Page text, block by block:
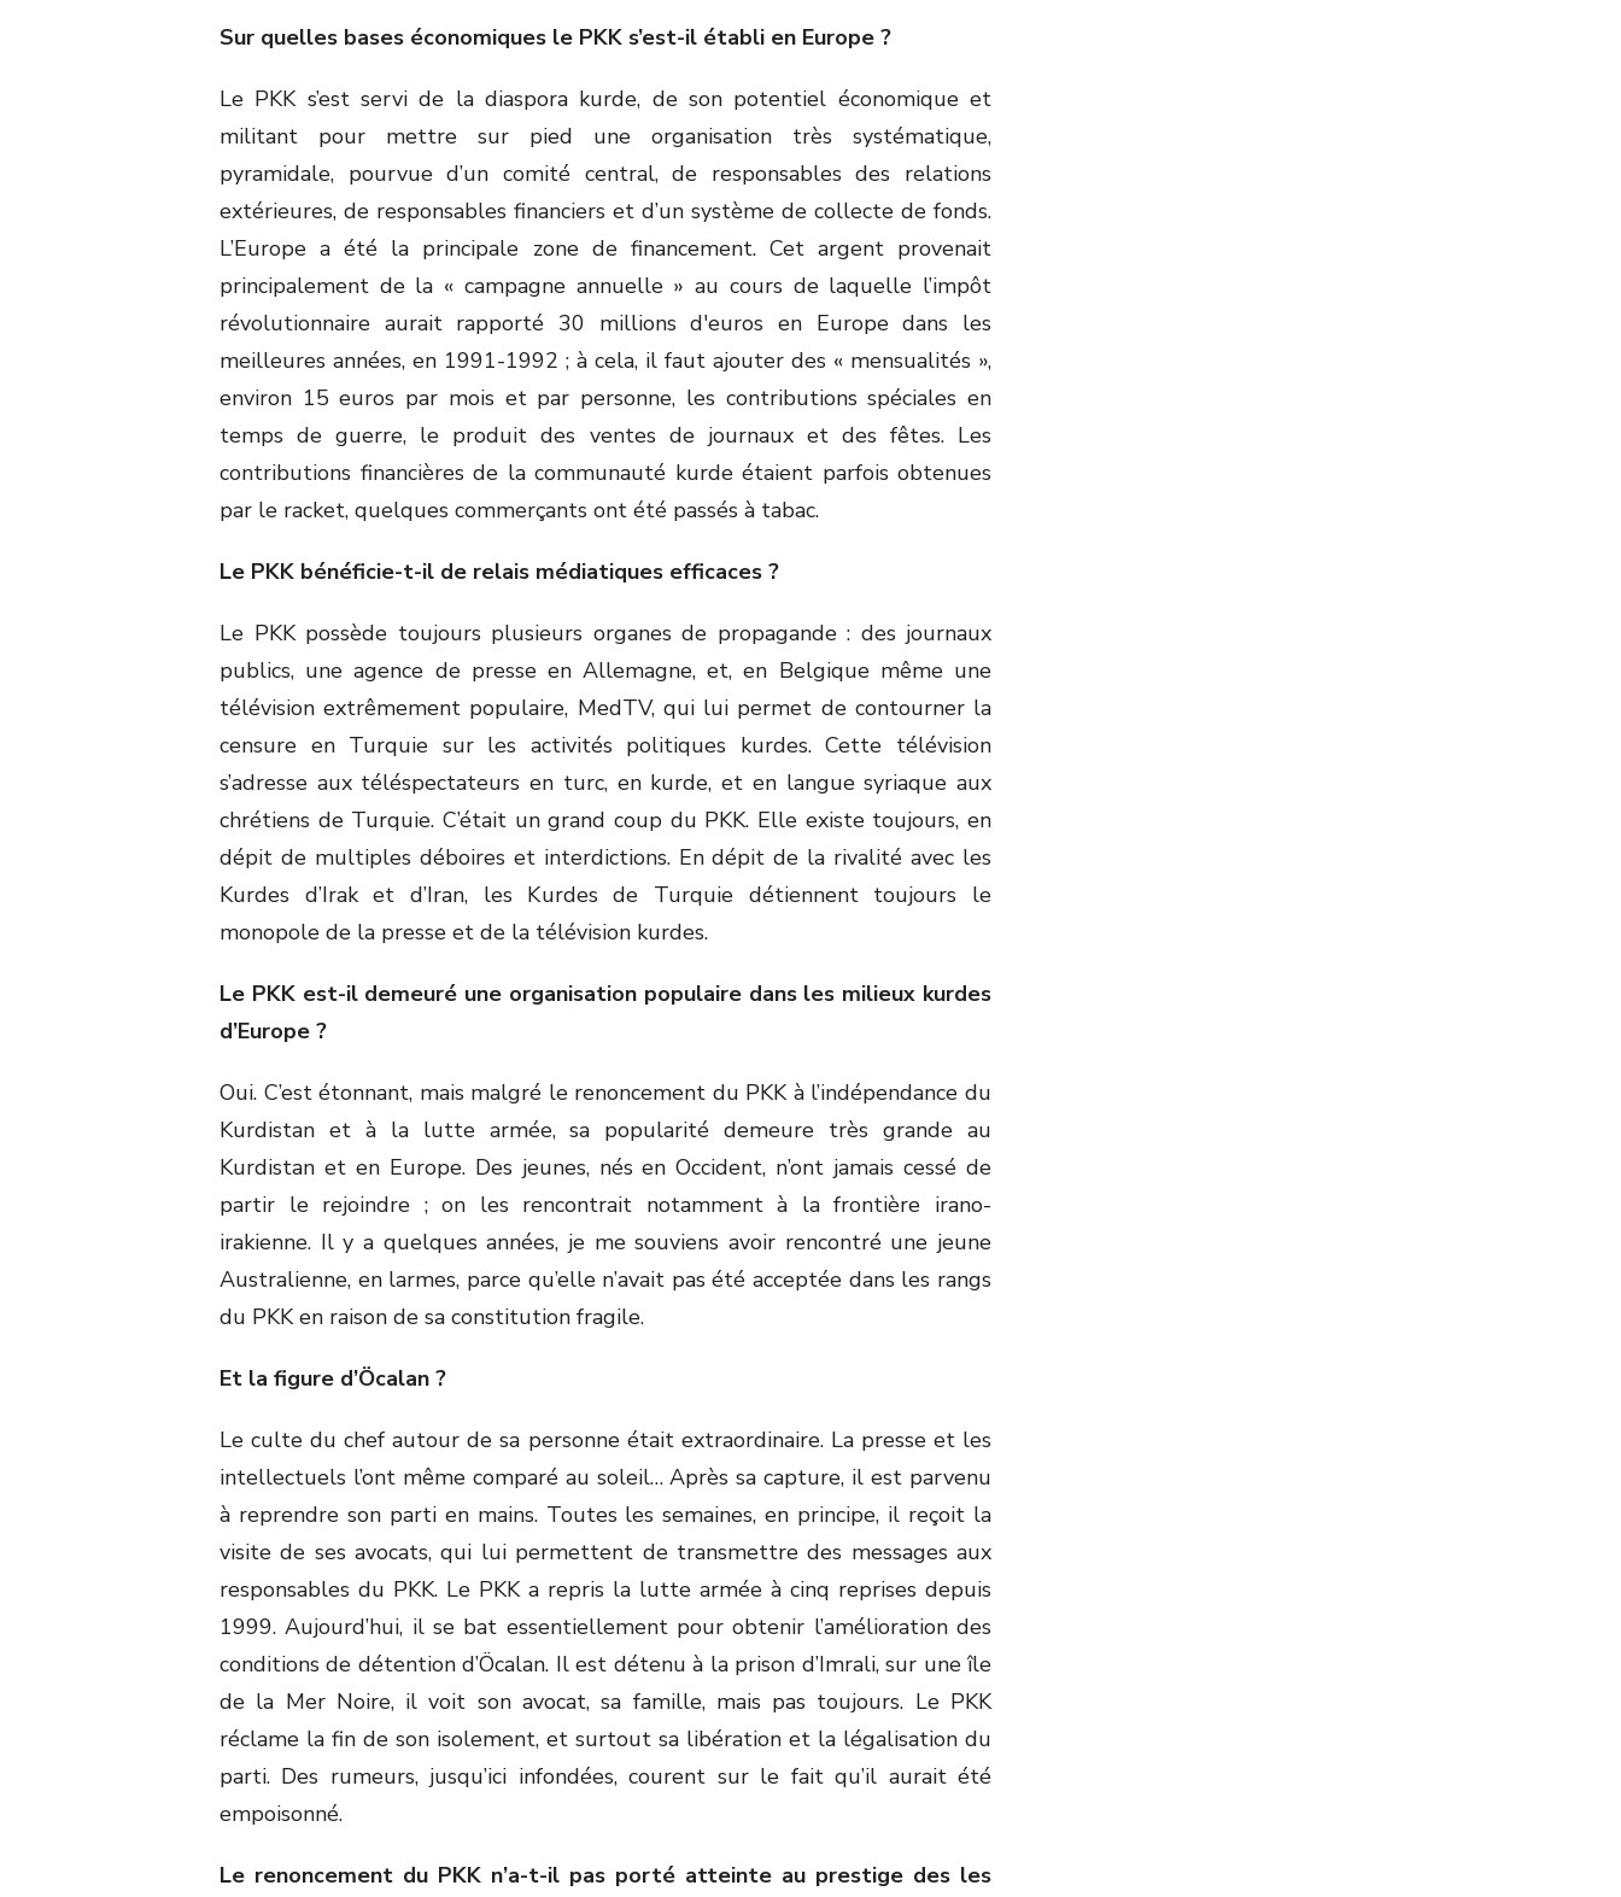
Sur quelles bases économiques le PKK s’est-il établi en Europe ?
Le PKK s’est servi de la diaspora kurde, de son potentiel économique et
militant pour mettre sur pied une organisation très systématique,
pyramidale, pourvue d’un comité central, de responsables des relations
extérieures, de responsables financiers et d’un système de collecte de fonds.
L’Europe a été la principale zone de financement. Cet argent provenait
principalement de la « campagne annuelle » au cours de laquelle l’impôt
révolutionnaire aurait rapporté 30 millions d'euros en Europe dans les
meilleures années, en 1991-1992 ; à cela, il faut ajouter des « mensualités »,
environ 15 euros par mois et par personne, les contributions spéciales en
temps de guerre, le produit des ventes de journaux et des fêtes. Les
contributions financières de la communauté kurde étaient parfois obtenues
par le racket, quelques commerçants ont été passés à tabac.
Le PKK bénéficie-t-il de relais médiatiques efficaces ?
Le PKK possède toujours plusieurs organes de propagande : des journaux
publics, une agence de presse en Allemagne, et, en Belgique même une
télévision extrêmement populaire, MedTV, qui lui permet de contourner la
censure en Turquie sur les activités politiques kurdes. Cette télévision
s’adresse aux téléspectateurs en turc, en kurde, et en langue syriaque aux
chrétiens de Turquie. C’était un grand coup du PKK. Elle existe toujours, en
dépit de multiples déboires et interdictions. En dépit de la rivalité avec les
Kurdes d’Irak et d’Iran, les Kurdes de Turquie détiennent toujours le
monopole de la presse et de la télévision kurdes.
Le PKK est-il demeuré une organisation populaire dans les milieux kurdes
d’Europe ?
Oui. C’est étonnant, mais malgré le renoncement du PKK à l’indépendance du
Kurdistan et à la lutte armée, sa popularité demeure très grande au
Kurdistan et en Europe. Des jeunes, nés en Occident, n’ont jamais cessé de
partir le rejoindre ; on les rencontrait notamment à la frontière irano-
irakienne. Il y a quelques années, je me souviens avoir rencontré une jeune
Australienne, en larmes, parce qu’elle n’avait pas été acceptée dans les rangs
du PKK en raison de sa constitution fragile.
Et la figure d’Öcalan ?
Le culte du chef autour de sa personne était extraordinaire. La presse et les
intellectuels l’ont même comparé au soleil… Après sa capture, il est parvenu
à reprendre son parti en mains. Toutes les semaines, en principe, il reçoit la
visite de ses avocats, qui lui permettent de transmettre des messages aux
responsables du PKK. Le PKK a repris la lutte armée à cinq reprises depuis
1999. Aujourd’hui, il se bat essentiellement pour obtenir l’amélioration des
conditions de détention d’Öcalan. Il est détenu à la prison d’Imrali, sur une île
de la Mer Noire, il voit son avocat, sa famille, mais pas toujours. Le PKK
réclame la fin de son isolement, et surtout sa libération et la légalisation du
parti. Des rumeurs, jusqu’ici infondées, courent sur le fait qu’il aurait été
empoisonné.
Le renoncement du PKK n’a-t-il pas porté atteinte au prestige des les